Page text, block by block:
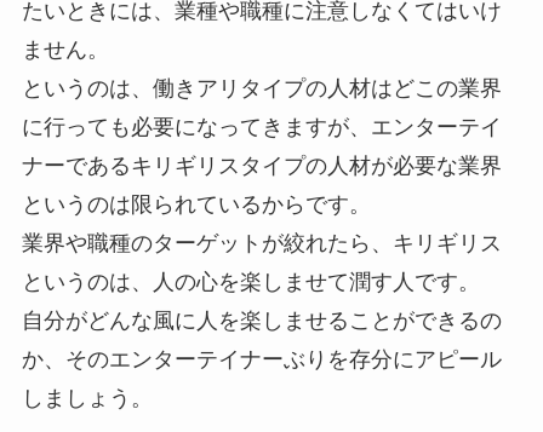
たいときには、業種や職種に注意しなくてはいけ
ません。
というのは、働きアリタイプの人材はどこの業界
に行っても必要になってきますが、エンターテイ
ナーであるキリギリスタイプの人材が必要な業界
というのは限られているからです。
業界や職種のターゲットが絞れたら、キリギリス
というのは、人の心を楽しませて潤す人です。
自分がどんな風に人を楽しませることができるの
か、そのエンターテイナーぶりを存分にアピール
しましょう。